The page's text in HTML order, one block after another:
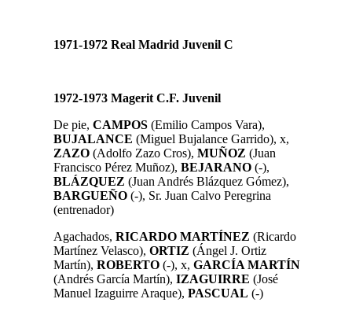
1971-1972 Real Madrid Juvenil C
1972-1973 Magerit C.F. Juvenil
De pie, CAMPOS (Emilio Campos Vara),
BUJALANCE (Miguel Bujalance Garrido), x,
ZAZO (Adolfo Zazo Cros), MUÑOZ (Juan
Francisco Pérez Muñoz), BEJARANO (-),
BLÁZQUEZ (Juan Andrés Blázquez Gómez),
BARGUEÑO (-), Sr. Juan Calvo Peregrina
(entrenador)
Agachados, RICARDO MARTÍNEZ (Ricardo
Martínez Velasco), ORTIZ (Ángel J. Ortiz
Martín), ROBERTO (-), x, GARCÍA MARTÍN
(Andrés García Martín), IZAGUIRRE (José
Manuel Izaguirre Araque), PASCUAL (-)